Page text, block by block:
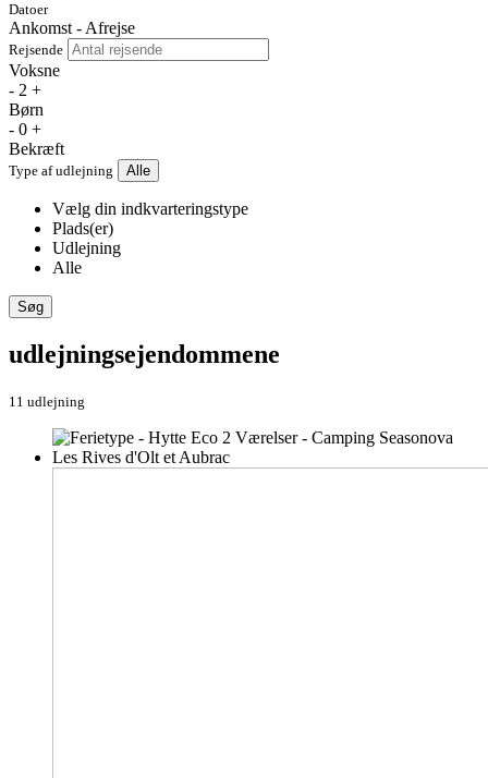
Datoer
Ankomst - Afrejse
Rejsende
Voksne
- 2 +
Børn
- 0 +
Bekræft
Type af udlejning Alle
Vælg din indkvarteringstype
Plads(er)
Udlejning
Alle
Søg
udlejningsejendommene
11 udlejning